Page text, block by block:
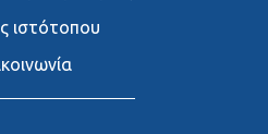
ιστότοπου